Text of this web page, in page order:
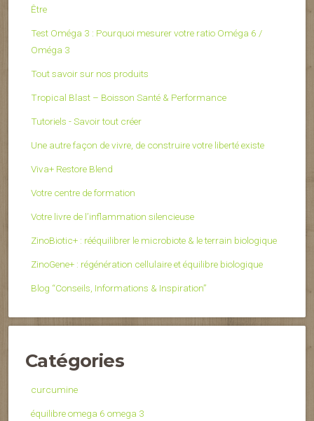
Être
Test Oméga 3 : Pourquoi mesurer votre ratio Oméga 6 /
Oméga 3
Tout savoir sur nos produits
Tropical Blast – Boisson Santé & Performance
Tutoriels - Savoir tout créer
Une autre façon de vivre, de construire votre liberté existe
Viva+ Restore Blend
Votre centre de formation
Votre livre de l’inflammation silencieuse
ZinoBiotic+ : rééquilibrer le microbiote & le terrain biologique
ZinoGene+ : régénération cellulaire et équilibre biologique
Blog “Conseils, Informations & Inspiration”
Catégories
curcumine
équilibre omega 6 omega 3